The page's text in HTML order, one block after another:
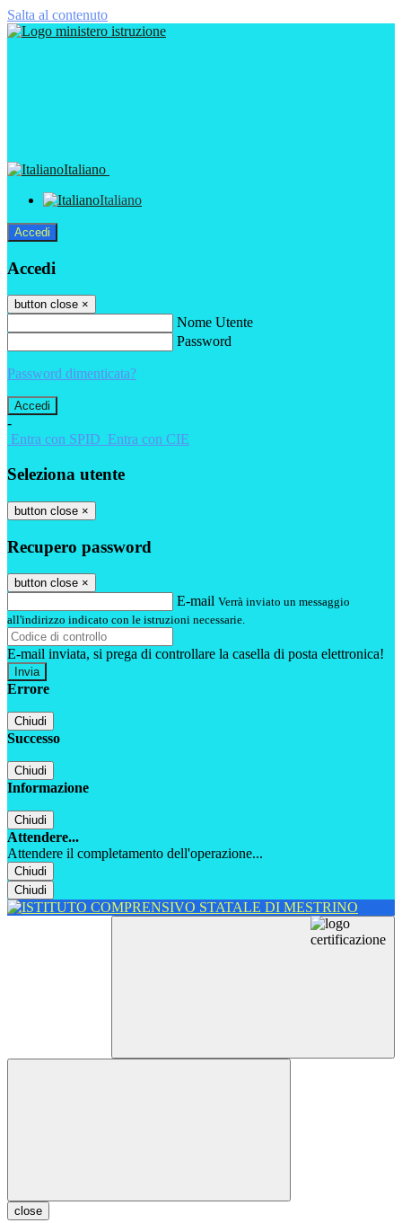
Salta al contenuto
Italiano
Italiano
Accedi
Accedi
button close ×
Nome Utente
Password
Password dimenticata?
-
Entra con SPID Entra con CIE
Seleziona utente
button close ×
Recupero password
button close ×
E-mail Verrà inviato un messaggio
all'indirizzo indicato con le istruzioni necessarie.
E-mail inviata, si prega di controllare la casella di posta elettronica!
Errore
Chiudi
Successo
Chiudi
Informazione
Chiudi
Attendere...
Attendere il completamento dell'operazione...
Chiudi
Chiudi
close